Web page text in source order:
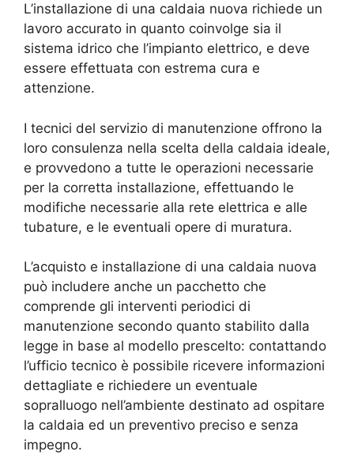
L’installazione di una caldaia nuova richiede un
lavoro accurato in quanto coinvolge sia il
sistema idrico che l’impianto elettrico, e deve
essere effettuata con estrema cura e
attenzione.
I tecnici del servizio di manutenzione offrono la
loro consulenza nella scelta della caldaia ideale,
e provvedono a tutte le operazioni necessarie
per la corretta installazione, effettuando le
modifiche necessarie alla rete elettrica e alle
tubature, e le eventuali opere di muratura.
L’acquisto e installazione di una caldaia nuova
può includere anche un pacchetto che
comprende gli interventi periodici di
manutenzione secondo quanto stabilito dalla
legge in base al modello prescelto: contattando
l’ufficio tecnico è possibile ricevere informazioni
dettagliate e richiedere un eventuale
sopralluogo nell’ambiente destinato ad ospitare
la caldaia ed un preventivo preciso e senza
impegno.